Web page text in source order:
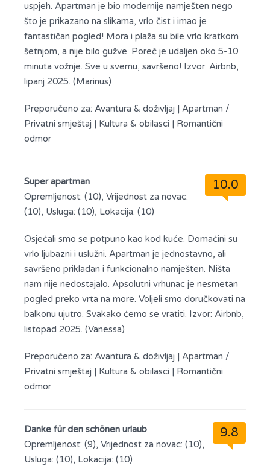
uspjeh. Apartman je bio modernije namješten nego
što je prikazano na slikama, vrlo čist i imao je
fantastičan pogled! Mora i plaža su bile vrlo kratkom
šetnjom, a nije bilo gužve. Poreč je udaljen oko 5-10
minuta vožnje. Sve u svemu, savršeno! Izvor: Airbnb,
lipanj 2025. (Marinus)
Preporučeno za: Avantura & doživljaj | Apartman /
Privatni smještaj | Kultura & obilasci | Romantični
odmor
10.0
Super apartman
Opremljenost: (10), Vrijednost za novac:
(10), Usluga: (10), Lokacija: (10)
Osjećali smo se potpuno kao kod kuće. Domaćini su
vrlo ljubazni i uslužni. Apartman je jednostavno, ali
savršeno prikladan i funkcionalno namješten. Ništa
nam nije nedostajalo. Apsolutni vrhunac je nesmetan
pogled preko vrta na more. Voljeli smo doručkovati na
balkonu ujutro. Svakako ćemo se vratiti. Izvor: Airbnb,
listopad 2025. (Vanessa)
Preporučeno za: Avantura & doživljaj | Apartman /
Privatni smještaj | Kultura & obilasci | Romantični
odmor
9.8
Danke für den schönen urlaub
Opremljenost: (9), Vrijednost za novac: (10),
Usluga: (10), Lokacija: (10)